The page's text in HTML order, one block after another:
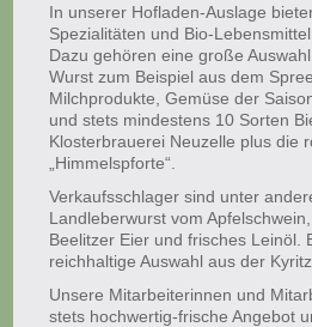
In unserer Hofladen-Auslage
Spezialitäten und Bio-
Dazu gehören eine große
Wurst zum Beispiel aus dem
Milchprodukte, Gemüse der
und stets mindestens 10 Sorten
Klosterbrauerei Neuzelle plus die
„Himmelspforte“.
Verkaufsschlager sind unter
Landleberwurst vom
Beelitzer Eier und frisches Leinöl.
reichhaltige Auswahl aus der
Unsere Mitarbeiterinnen und
stets hochwertig-frische Angebot